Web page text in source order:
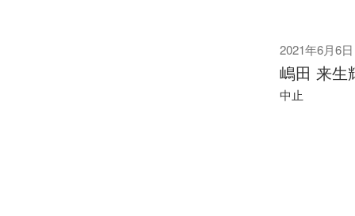
2021年6月6日
嶋田 来生
中止